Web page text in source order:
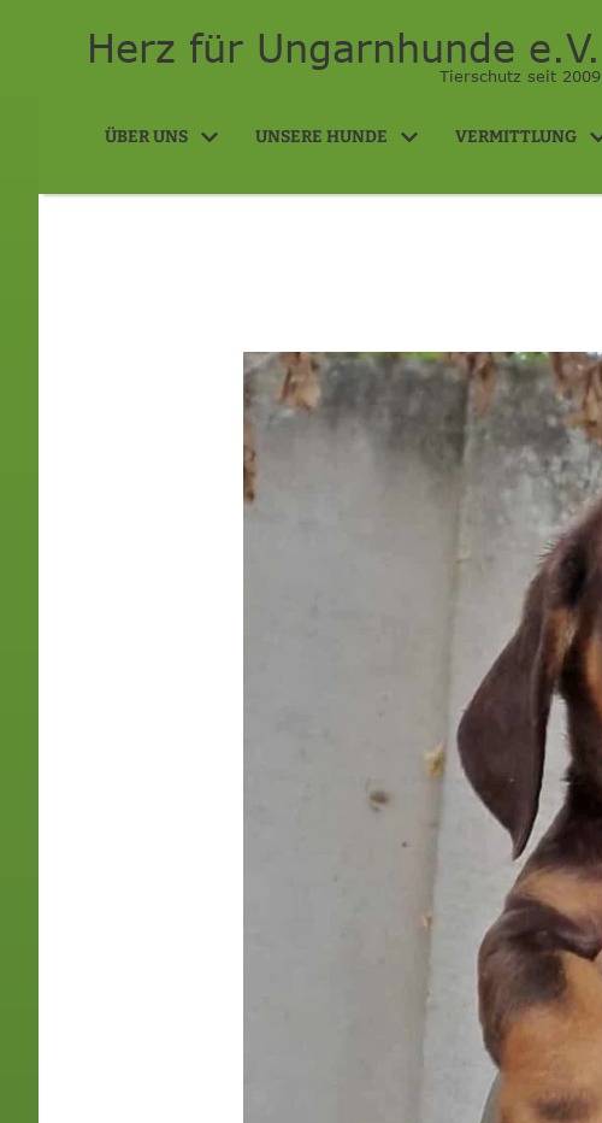
Herz für Ungarnhunde e.V.
Tierschutz seit 2009
ÜBER UNS UNSERE HUNDE VERMITTLUNG